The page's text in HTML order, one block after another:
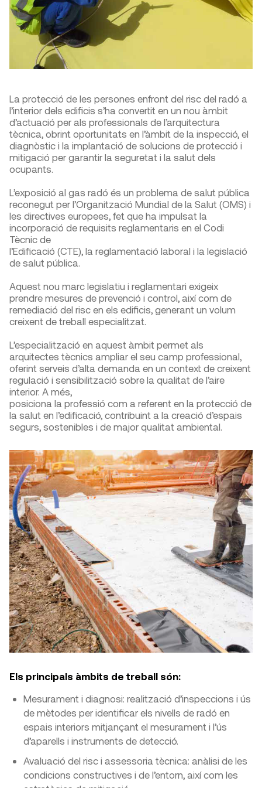
La protecció de les persones enfront del risc del radó a
l’interior dels edificis s’ha convertit en un nou àmbit
d’actuació per als professionals de l’arquitectura
tècnica, obrint oportunitats en l’àmbit de la inspecció, el
diagnòstic i la implantació de solucions de protecció i
mitigació per garantir la seguretat i la salut dels
ocupants.
L’exposició al gas radó és un problema de salut pública
reconegut per l’Organització Mundial de la Salut (OMS) i
les directives europees, fet que ha impulsat la
incorporació de requisits reglamentaris en el Codi
Tècnic de
l’Edificació (CTE), la reglamentació laboral i la legislació
de salut pública.
Aquest nou marc legislatiu i reglamentari exigeix
prendre mesures de prevenció i control, així com de
remediació del risc en els edificis, generant un volum
creixent de treball especialitzat.
L’especialització en aquest àmbit permet als
arquitectes tècnics ampliar el seu camp professional,
oferint serveis d’alta demanda en un context de creixent
regulació i sensibilització sobre la qualitat de l’aire
interior. A més,
posiciona la professió com a referent en la protecció de
la salut en l’edificació, contribuint a la creació d’espais
segurs, sostenibles i de major qualitat ambiental.
Els principals àmbits de treball són:
Mesurament i diagnosi: realització d’inspeccions i ús
de mètodes per identificar els nivells de radó en
espais interiors mitjançant el mesurament i l’ús
d’aparells i instruments de detecció.
Avaluació del risc i assessoria tècnica: anàlisi de les
condicions constructives i de l’entorn, així com les